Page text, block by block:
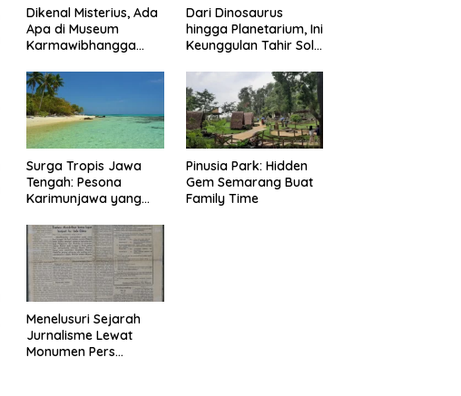
Dikenal Misterius, Ada
Apa di Museum
Karmawibhangga
Dari Dinosaurus
hingga Planetarium, Ini
Keunggulan Tahir Solo
Surga Tropis Jawa
Tengah: Pesona
Karimunjawa yang
Pinusia Park: Hidden
Gem Semarang Buat
Family Time
Menelusuri Sejarah
Jurnalisme Lewat
Monumen Pers